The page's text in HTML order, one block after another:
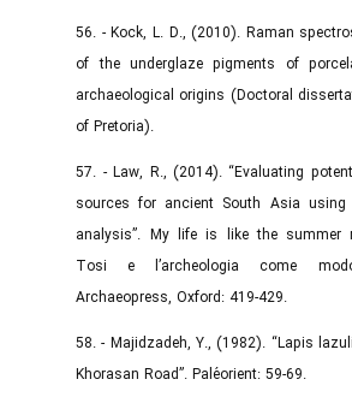
56. - Kock, L. D., (2010). Raman
of the underglaze pigments of
archaeological origins (Doctoral
of Pretoria).
57. - Law, R., (2014). “Evaluating
sources for ancient South Asia
analysis”. My life is like the summer
Tosi e l’archeologia come
Archaeopress, Oxford: 419-429.‌
58. - Majidzadeh, Y., (1982). “Lapis
Khorasan Road”. Paléorient: 59-69.‌